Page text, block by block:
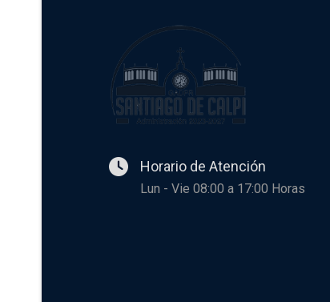
Horario de Atención
Lun - Vie 08:00 a 17:00 Horas